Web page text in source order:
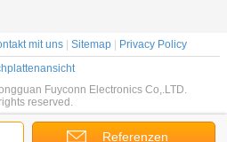
Referenzen
mit uns Sitemap
Privacy Policy
Fuyconn Electronics Co,.LTD.
reserved.